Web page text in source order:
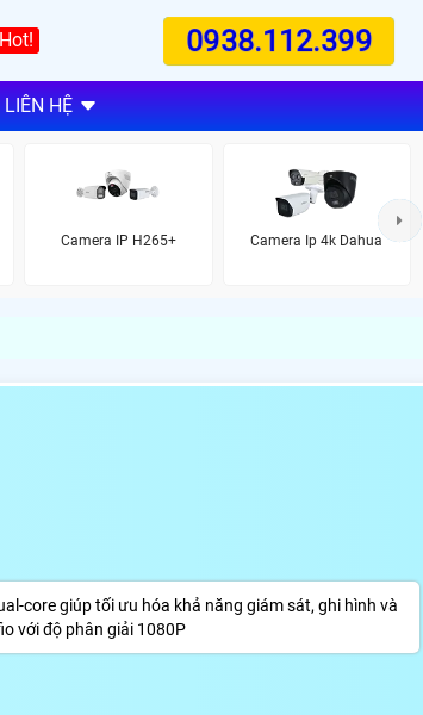
Hot! 0938.112.399
LIÊN HỆ
Camera IP H265+ Camera Ip 4k Dahua
core giúp tối ưu hóa khả năng giám sát, ghi hình và
với độ phân giải 1080P